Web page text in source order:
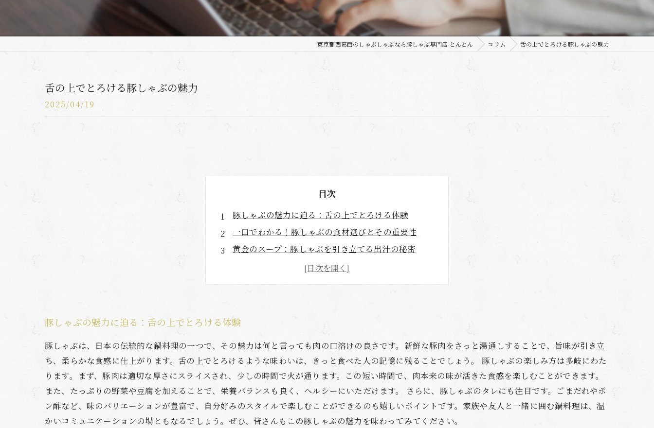
東京都西葛西のしゃぶしゃぶなら豚しゃぶ専門店 とんとん コラム 舌の上でとろける豚しゃぶの魅力
舌の上でとろける豚しゃぶの魅力
2025/04/19
目次
豚しゃぶの魅力に迫る：舌の上でとろける体験
一口でわかる！豚しゃぶの食材選びとその重要性
黄金のスープ：豚しゃぶを引き立てる出汁の秘密
楽しみ方は無限大！豚しゃぶのトッピングアイデア
食卓を飾る豚しゃぶの完璧な締め方：絶品レシピ紹介
豚しゃぶの魅力に迫る：舌の上でとろける体験
豚しゃぶは、日本の伝統的な鍋料理の一つで、その魅力は何と言っても肉の口溶けの良さです。新鮮な豚肉をさっと湯通しすることで、旨味が引き立
ち、柔らかな食感に仕上がります。舌の上でとろけるような味わいは、きっと食べた人の記憶に残ることでしょう。 豚しゃぶの楽しみ方は多岐にわた
ります。まず、豚肉は適切な厚さにスライスされ、少しの時間で火が通ります。この短い時間で、肉本来の味が活きた食感を楽しむことができます。
また、たっぷりの野菜や豆腐を加えることで、栄養バランスも良く、ヘルシーにいただけます。 さらに、豚しゃぶのタレにも注目です。ごまだれやポ
ン酢など、味のバリエーションが豊富で、自分好みのスタイルで楽しむことができるのも嬉しいポイントです。家族や友人と一緒に囲む鍋料理は、温
かいコミュニケーションの場ともなるでしょう。ぜひ、皆さんもこの豚しゃぶの魅力を味わってみてください。